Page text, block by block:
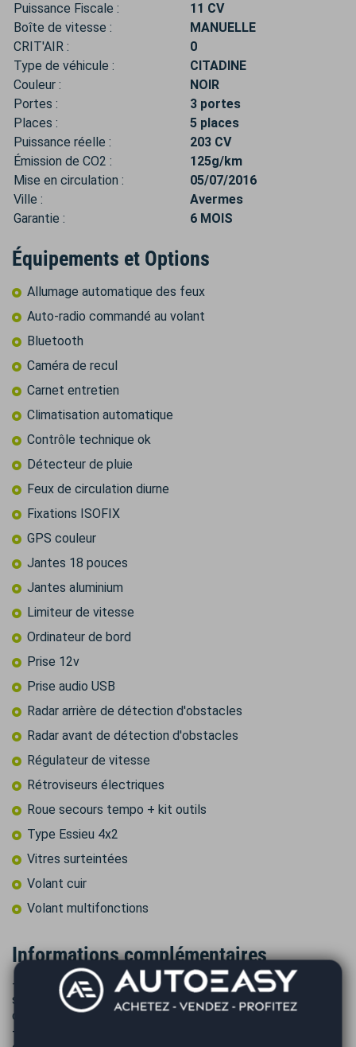
Puissance Fiscale :
11 CV
Boîte de vitesse :
MANUELLE
CRIT'AIR :
0
Type de véhicule :
CITADINE
Couleur :
NOIR
Portes :
3 portes
Places :
5 places
Puissance réelle :
203 CV
Émission de CO2 :
125g/km
Mise en circulation :
05/07/2016
Ville :
Avermes
Garantie :
6 MOIS
Équipements et Options
Allumage automatique des feux
Auto-radio commandé au volant
Bluetooth
Caméra de recul
Carnet entretien
Climatisation automatique
Contrôle technique ok
Détecteur de pluie
Feux de circulation diurne
Fixations ISOFIX
GPS couleur
Jantes 18 pouces
Jantes aluminium
Limiteur de vitesse
Ordinateur de bord
Prise 12v
Prise audio USB
Radar arrière de détection d'obstacles
Radar avant de détection d'obstacles
Régulateur de vitesse
Rétroviseurs électriques
Roue secours tempo + kit outils
Type Essieu 4x2
Vitres surteintées
Volant cuir
Volant multifonctions
Informations complémentaires
- Annonce non contractuelle, sous réserve d’erreur de
saisie. - Prix du véhicule hors forfait de mise à la route et
de certificat d’immatriculation.
- Forfait STANDARD : 390€TTC (nettoyage essentiel,